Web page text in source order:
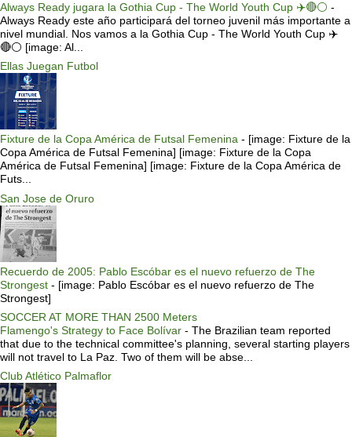
Always Ready jugara la Gothia Cup - The World Youth Cup ✈️🔴⚪️ -
Always Ready este año participará del torneo juvenil más importante a
nivel mundial. Nos vamos a la Gothia Cup - The World Youth Cup ✈️
🔴⚪️ [image: Al...
Ellas Juegan Futbol
Fixture de la Copa América de Futsal Femenina - [image: Fixture de la
Copa América de Futsal Femenina] [image: Fixture de la Copa
América de Futsal Femenina] [image: Fixture de la Copa América de
Futs...
San Jose de Oruro
Recuerdo de 2005: Pablo Escóbar es el nuevo refuerzo de The
Strongest - [image: Pablo Escóbar es el nuevo refuerzo de The
Strongest]
SOCCER AT MORE THAN 2500 Meters
Flamengo's Strategy to Face Bolívar - The Brazilian team reported
that due to the technical committee's planning, several starting players
will not travel to La Paz. Two of them will be abse...
Club Atlético Palmaflor